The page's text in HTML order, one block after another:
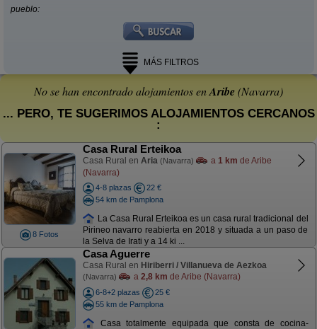
pueblo:
MÁS FILTROS
No se han encontrado alojamientos enAribe(Navarra)
... PERO, TE SUGERIMOS ALOJAMIENTOS CERCANOS
:
8 Fotos
Casa Rural Erteikoa
Casa Rural en Aria (Navarra) a 1 km de Aribe
(Navarra)
4-8 plazas
22 €
54 km de Pamplona
La Casa Rural Erteikoa es un casa rural tradicional del
Pirineo navarro reabierta en 2018 y situada a un paso de
la Selva de Irati y a 14 ki ...
Casa Aguerre
Casa Rural en Hiriberri / Villanueva de Aezkoa
(Navarra) a 2,8 km de Aribe (Navarra)
6-8+2 plazas
25 €
55 km de Pamplona
Casa totalmente equipada que consta de cocina-